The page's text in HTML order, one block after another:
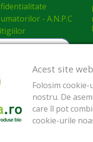
- A.N.P.C
Acest site
Folosim
nostru. De
care îl pot
cookie-urile